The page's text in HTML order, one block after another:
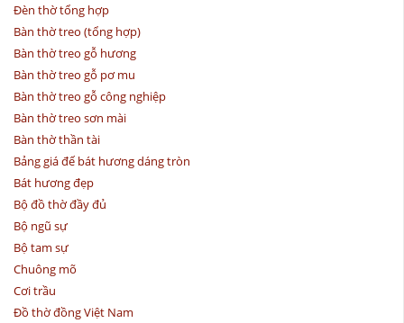
Đèn thờ tổng hợp
Bàn thờ treo (tổng hợp)
Bàn thờ treo gỗ hương
Bàn thờ treo gỗ pơ mu
Bàn thờ treo gỗ công nghiệp
Bàn thờ treo sơn mài
Bàn thờ thần tài
Bảng giá đế bát hương dáng tròn
Bát hương đẹp
Bộ đồ thờ đầy đủ
Bộ ngũ sự
Bộ tam sự
Chuông mõ
Cơi trầu
Đồ thờ đồng Việt Nam